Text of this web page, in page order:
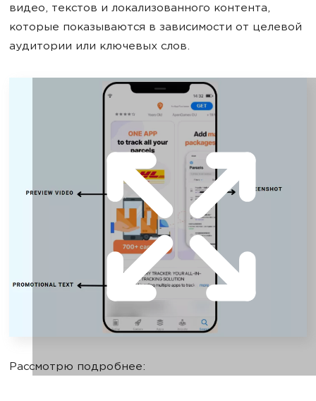
видео, текстов и локализованного контента,
которые показываются в зависимости от целевой
аудитории или ключевых слов.
Рассмотрю подробнее: